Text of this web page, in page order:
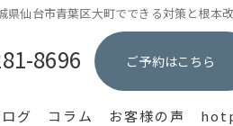
県仙台市青葉区大町でできる対策と根本
8696 ご予約はこちら
グ コラム お客様の声